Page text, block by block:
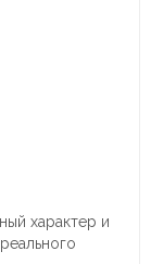
характер и